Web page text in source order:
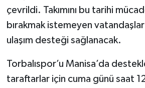
çevrildi. Takımını bu tarihi
bırakmak istemeyen
ulaşım desteği sağlanacak.
Torbalıspor’u Manisa’da
taraftarlar için cuma günü saat